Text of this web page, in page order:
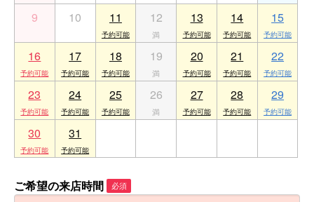
9 10 11 12 13 14 15
16 17 18 19 20 21 22
23 24 25 26 27 28 29
30 31
ご希望の来店時間 必須